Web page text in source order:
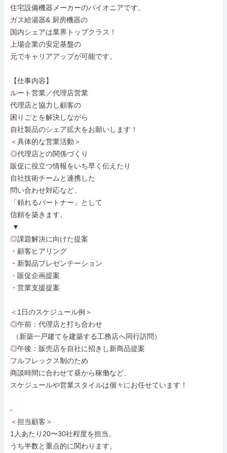
住宅設備機器メーカーのパイオニアです。
ガス給湯器& 厨房機器の
国内シェアは業界トップクラス！
上場企業の安定基盤の
元でキャリアアップが可能です。
【仕事内容】
ルート営業／代理店営業
代理店と協力し顧客の
困りごとを解決しながら
自社製品のシェア拡大をお願いします！
＜具体的な営業活動＞
◎代理店との関係づくり
販促に役立つ情報をいち早く伝えたり
自社技術チームと連携した
問い合わせ対応など、
「頼れるパートナー」として
信頼を築きます。
◎課題解決に向けた提案
・顧客ヒアリング
・新製品プレゼンテーション
・販促企画提案
・営業支援提案
＜1日のスケジュール例＞
◎午前：代理店と打ち合わせ
◎午後：販売店を自社に招きし新商品提案
フルフレックス制のため
商談時間に合わせて昼から稼働など、
スケジュールや営業スタイルは個々にお任せています！
-
＜担当顧客＞
1人あたり20〜30社程度を担当。
うち半数と重点的に関わります。